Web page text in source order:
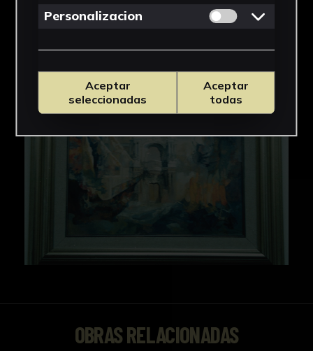
OBRAS RELACIONADAS
Personalizacion Permitir cookies
Aceptar
seleccionadas
Aceptar
todas